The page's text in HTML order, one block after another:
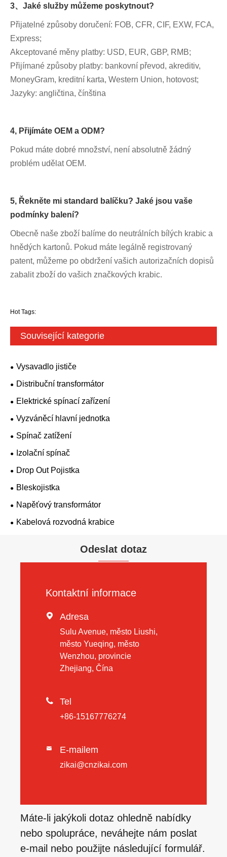
3、Jaké služby můžeme poskytnout?
Přijatelné způsoby doručení: FOB, CFR, CIF, EXW, FCA,
Express;
Akceptované měny platby: USD, EUR, GBP, RMB;
Přijímané způsoby platby: bankovní převod, akreditiv,
MoneyGram, kreditní karta, Western Union, hotovost;
Jazyky: angličtina, čínština
4, Přijímáte OEM a ODM?
Pokud máte dobré množství, není absolutně žádný
problém udělat OEM.
5, Řekněte mi standard balíčku? Jaké jsou vaše
podmínky balení?
Obecně naše zboží balíme do neutrálních bílých krabic a
hnědých kartonů. Pokud máte legálně registrovaný
patent, můžeme po obdržení vašich autorizačních dopisů
zabalit zboží do vašich značkových krabic.
Hot Tags:
Související kategorie
Vysavadlo jističe
Distribuční transformátor
Elektrické spínací zařízení
Vyzváněcí hlavní jednotka
Spínač zatížení
Izolační spínač
Drop Out Pojistka
Bleskojistka
Napěťový transformátor
Kabelová rozvodná krabice
Odeslat dotaz
Kontaktní informace
 Adresa
Sulu Avenue, město Liushi,
město Yueqing, město
Wenzhou, provincie
Zhejiang, Čína
 Tel
+86-15167776274
 E-mailem
zikai@cnzikai.com
Máte-li jakýkoli dotaz ohledně nabídky
nebo spolupráce, neváhejte nám poslat
e-mail nebo použijte následující formulář.